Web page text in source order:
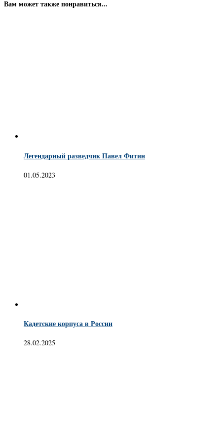
Вам может также понравиться...
Легендарный разведчик Павел Фитин
01.05.2023
Кадетские корпуса в России
28.02.2025